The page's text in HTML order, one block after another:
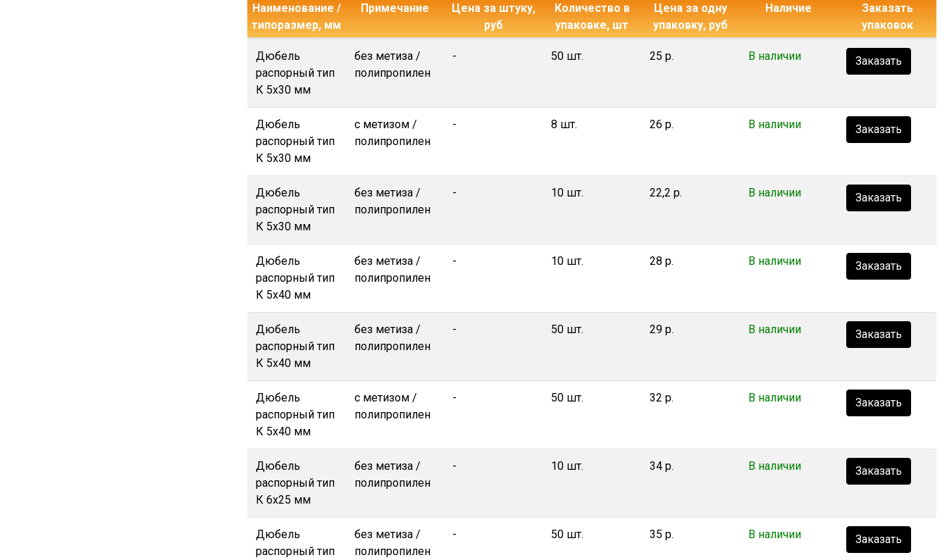
Наименование /
типоразмер, мм
Примечание
Цена за штуку,
руб
Количество в
упаковке, шт
Цена за одну
упаковку, руб
Наличие
Заказать
упаковок
Дюбель
распорный тип
К 5х30 мм
без метиза /
полипропилен
- 50 шт. 25 р. В наличии Заказать
Дюбель
распорный тип
К 5х30 мм
с метизом /
полипропилен
- 8 шт. 26 р. В наличии Заказать
Дюбель
распорный тип
К 5х30 мм
без метиза /
полипропилен
- 10 шт. 22,2 р. В наличии Заказать
Дюбель
распорный тип
К 5х40 мм
без метиза /
полипропилен
- 10 шт. 28 р. В наличии Заказать
Дюбель
распорный тип
К 5х40 мм
без метиза /
полипропилен
- 50 шт. 29 р. В наличии Заказать
Дюбель
распорный тип
К 5х40 мм
с метизом /
полипропилен
- 50 шт. 32 р. В наличии Заказать
Дюбель
распорный тип
К 6х25 мм
без метиза /
полипропилен
- 10 шт. 34 р. В наличии Заказать
Дюбель
распорный тип
без метиза /
полипропилен
- 50 шт. 35 р. В наличии Заказать